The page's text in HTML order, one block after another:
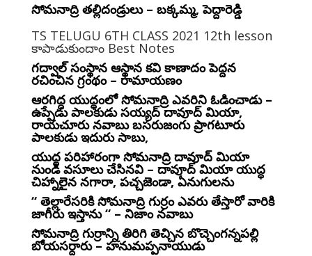
సోమనాద్రి తల్లిదండ్రులు – బక్కమ్మ, పెద్దారెడ్డి
TS TELUGU 6TH CLASS 2021 12th lesson
కాపాడుకుందాం Best Notes
గద్వాల్ సంస్థాన ఆస్థాన కవి కాణాదం పెద్దన
రచించిన గ్రంథం – రామాయణం
ఆరగిద్ద యుద్ధంలో సోమనాద్రి ఎవరిని ఓడించాడు –
ఉప్పేడు పాలకుడు సయ్యద్ దావూద్ మియా,
రాయచూరు నవాబు బసరుజంగు ప్రాగటూరు
పాలకుడు ఇదురు సాబు,
యుద్ధ పరిహారంగా సోమనాద్రి దావూద్ మియా
నుండి వసూలు చేసినవి – దావూద్ మియా యుద్ధ
చిహ్నాలైన నగారా, పచ్చజెండా, ఏనుగులను
“ తెల్లారేసరికి సోమనాద్రి గుర్రం ఎవరు తేస్తారో వారికి
జాగీరు ఇస్తాను “ – నిజాం నవాబు
సోమనాద్రి గుర్రాన్ని తిరిగి తెచ్చిన బొచ్చెంగన్నపల్లి
బోయసర్దారు – హనుమప్పనాయుడు